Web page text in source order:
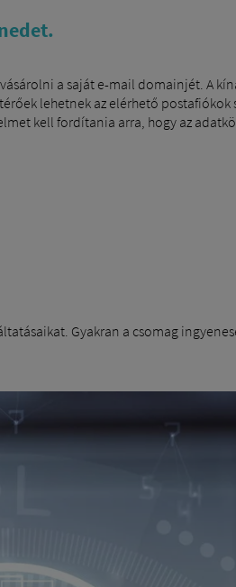
a saját e-mail domainjét. A
lehetnek az elérhető
kell fordítania arra, hogy az
Gyakran a csomag